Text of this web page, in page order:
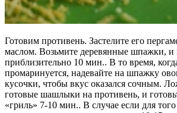
Готовим противень. Застелите его
маслом. Возьмите деревянные шпажки, и
приблизительно 10 мин.. В то время,
промаринуется, надевайте на шпажку
кусочки, чтобы вкус оказался сочным.
готовые шашлыки на противень, и
«гриль» 7-10 мин.. В случае если для